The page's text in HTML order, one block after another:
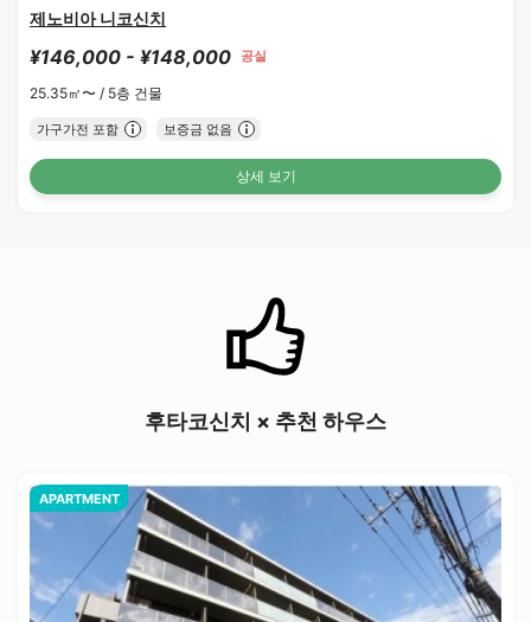
제노비아 니코신치
¥146,000 - ¥148,000 공실
25.35㎡〜 / 5층 건물
가구가전 포함 보증금 없음
상세 보기
후타코신치 × 추천 하우스
APARTMENT